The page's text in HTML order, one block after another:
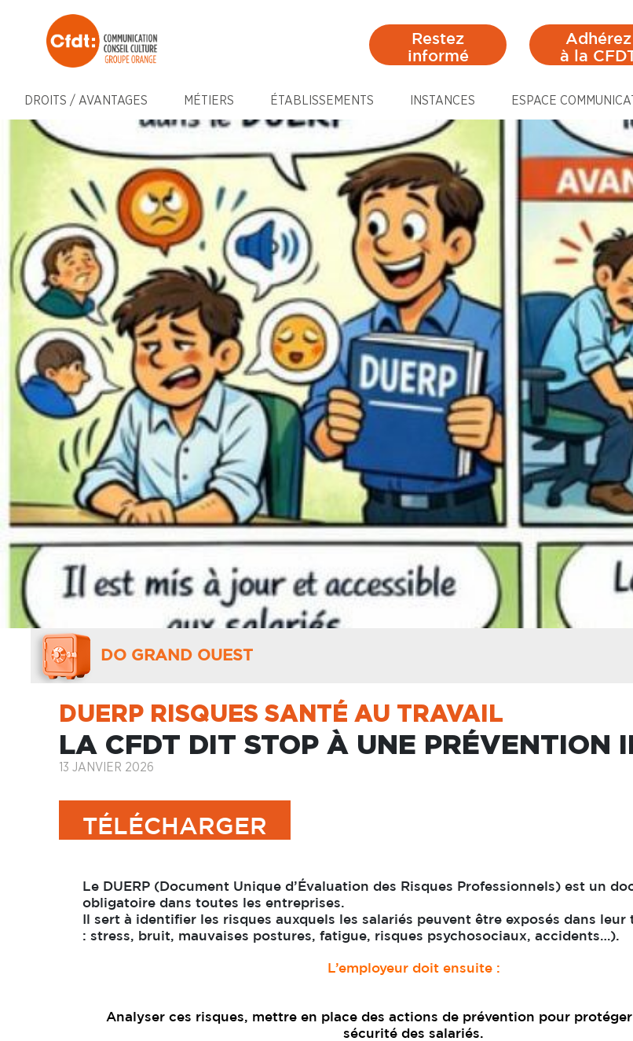
Restez
informé
Adhérez
à la CFDT
DROITS / AVANTAGES MÉTIERS ÉTABLISSEMENTS INSTANCES ESPACE
DO GRAND OUEST
DUERP RISQUES SANTÉ AU TRAVAIL
LA CFDT DIT STOP À UNE PRÉVENTION
13 JANVIER 2026
TÉLÉCHARGER
Le DUERP (Document Unique d’Évaluation des Risques Professionnels) est un
obligatoire dans toutes les entreprises.
Il sert à identifier les risques auxquels les salariés peuvent être exposés dans leur
: stress, bruit, mauvaises postures, fatigue, risques psychosociaux, accidents…).
L’employeur doit ensuite :
Analyser ces risques, mettre en place des actions de prévention pour
sécurité des salariés.